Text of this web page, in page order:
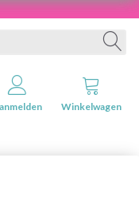
Winkelwagen